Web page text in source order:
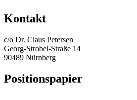
Kontakt
c/o Dr. Claus Petersen
Georg-Strobel-Straße 14
90489 Nürnberg
Positionspapier